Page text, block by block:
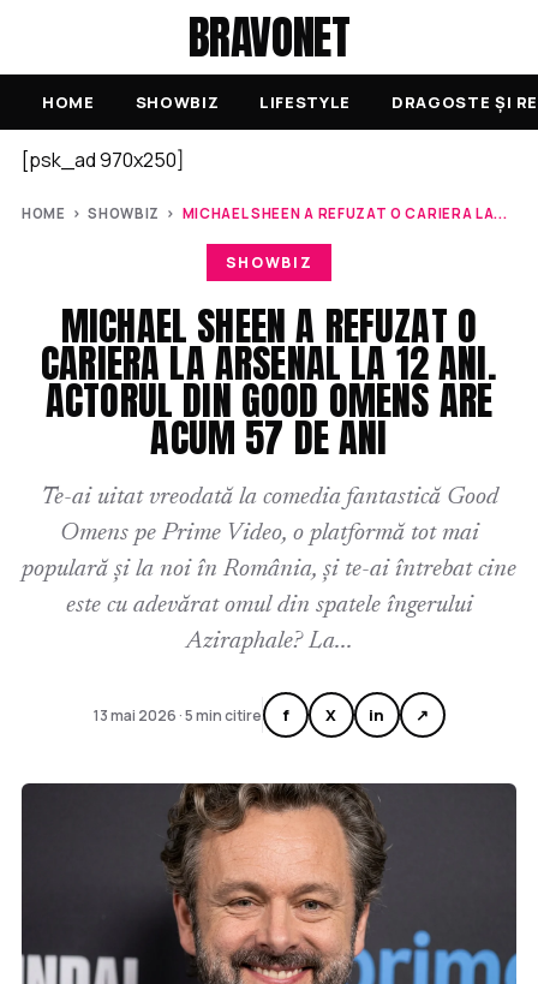
BRAVONET
HOME SHOWBIZ LIFESTYLE DRAGOSTE ȘI
[psk_ad 970x250]
HOME ›SHOWBIZ › MICHAEL SHEEN A REFUZAT O CARIERA LA...
SHOWBIZ
MICHAEL SHEEN A REFUZAT O
CARIERA LA ARSENAL LA 12 ANI.
ACTORUL DIN GOOD OMENS ARE
ACUM 57 DE ANI
Te-ai uitat vreodată la comedia fantastică Good
Omens pe Prime Video, o platformă tot mai
populară și la noi în România, și te-ai întrebat cine
este cu adevărat omul din spatele îngerului
Aziraphale? La...
13 mai 2026 · 5 min citire f X in ↗